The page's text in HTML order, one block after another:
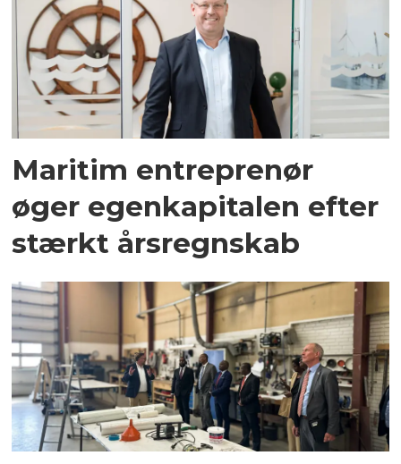
Maritim entreprenør
øger egenkapitalen efter
stærkt årsregnskab